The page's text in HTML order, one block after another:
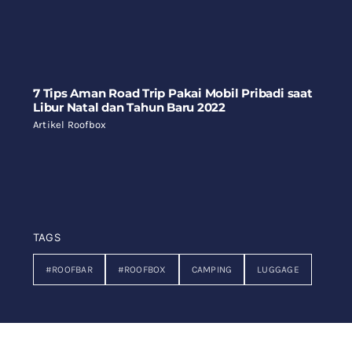
7 Tips Aman Road Trip Pakai Mobil Pribadi saat
Libur Natal dan Tahun Baru 2022
Artikel Roofbox
TAGS
#ROOFBAR #ROOFBOX CAMPING LUGGAGE